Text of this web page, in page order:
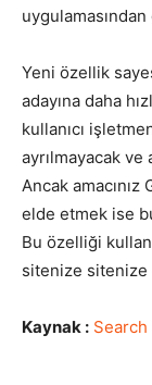
Yeni özellik
adayına daha
kullanıcı
ayrılmayacak
Ancak
elde etmek ise
Bu özelliği
sitenize
Kaynak :